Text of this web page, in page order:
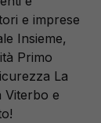
e imprese
Insieme,
Primo
La
Viterbo e